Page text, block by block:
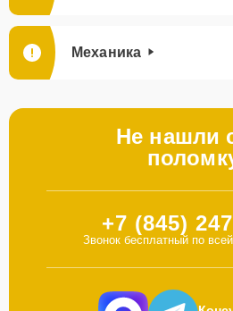
Механика
Не нашли
+7 (845)
Звонок бесплатный по